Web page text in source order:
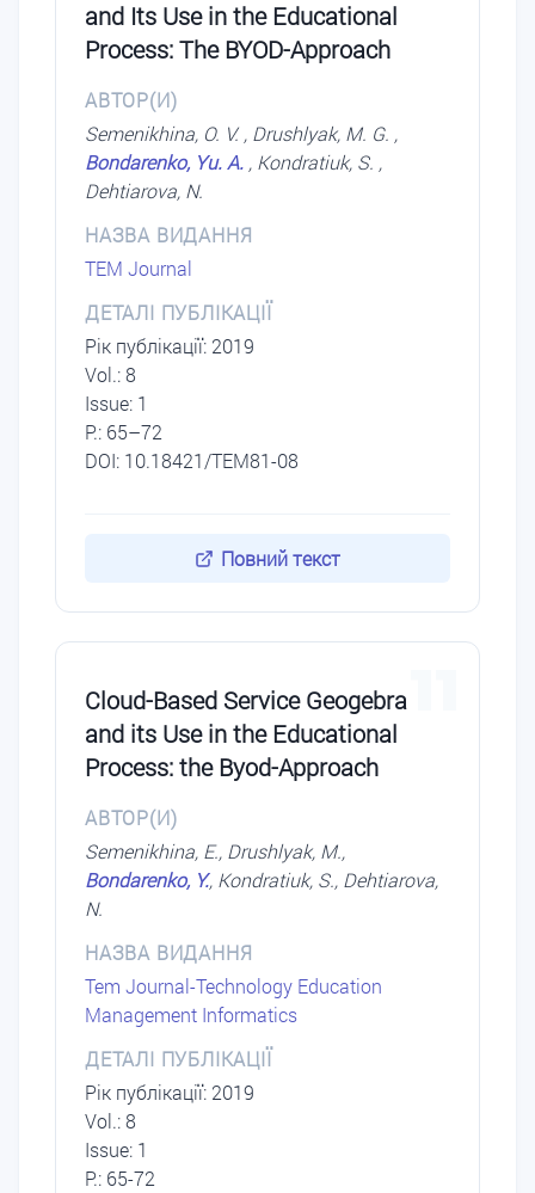
and Its Use in the Educational
Process: The BYOD-Approach
АВТОР(И)
Semenikhina, O. V. , Drushlyak, M. G. ,
Bondarenko, Yu. A. , Kondratiuk, S. ,
Dehtiarova, N.
НАЗВА ВИДАННЯ
TEM Journal
ДЕТАЛІ ПУБЛІКАЦІЇ
Рік публікації: 2019
Vol.: 8
Issue: 1
P.: 65–72
DOI: 10.18421/TEM81-08
Повний текст
Cloud-Based Service Geogebra
and its Use in the Educational
Process: the Byod-Approach
АВТОР(И)
Semenikhina, E., Drushlyak, M.,
Bondarenko, Y., Kondratiuk, S., Dehtiarova,
N.
НАЗВА ВИДАННЯ
Tem Journal-Technology Education
Management Informatics
ДЕТАЛІ ПУБЛІКАЦІЇ
Рік публікації: 2019
Vol.: 8
Issue: 1
P.: 65-72